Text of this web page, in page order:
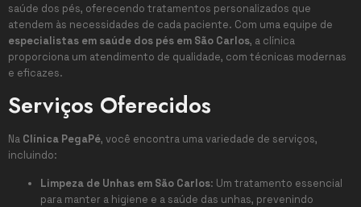
saúde dos pés, oferecendo tratamentos personalizados que
atendem às necessidades de cada paciente. Com uma equipe de
especialistas em saúde dos pés em São Carlos, a clínica
proporciona um atendimento de qualidade, com técnicas modernas
e eficazes.
Serviços Oferecidos
Na Clínica PegaPé, você encontra uma variedade de serviços,
incluindo:
Limpeza de Unhas em São Carlos: Um tratamento essencial
para manter a higiene e a saúde das unhas, prevenindo